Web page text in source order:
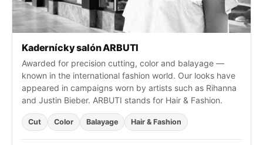
Kadernícky salón ARBUTI
Awarded for precision cutting, color and balayage —
known in the international fashion world. Our looks have
appeared in campaigns worn by artists such as Rihanna
and Justin Bieber. ARBUTI stands for Hair & Fashion.
Cut Color Balayage Hair & Fashion